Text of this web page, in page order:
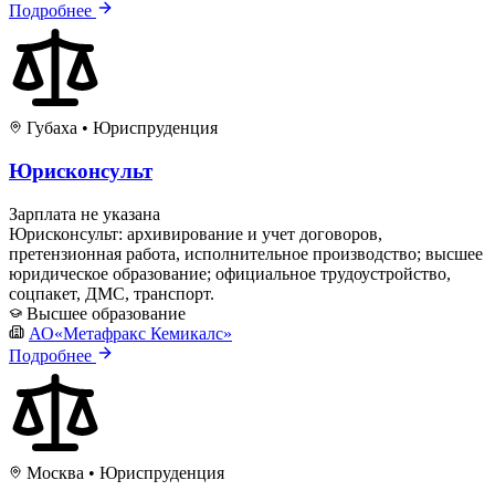
Подробнее
Губаха • Юриспруденция
Юрисконсульт
Зарплата не указана
Юрисконсульт: архивирование и учет договоров,
претензионная работа, исполнительное производство; высшее
юридическое образование; официальное трудоустройство,
соцпакет, ДМС, транспорт.
Высшее образование
АО«Метафракс Кемикалс»
Подробнее
Москва • Юриспруденция